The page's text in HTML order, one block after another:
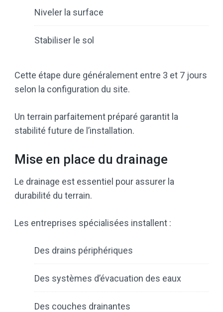
Niveler la surface
Stabiliser le sol
Cette étape dure généralement entre 3 et 7 jours
selon la configuration du site.
Un terrain parfaitement préparé garantit la
stabilité future de l’installation.
Mise en place du drainage
Le drainage est essentiel pour assurer la
durabilité du terrain.
Les entreprises spécialisées installent :
Des drains périphériques
Des systèmes d’évacuation des eaux
Des couches drainantes